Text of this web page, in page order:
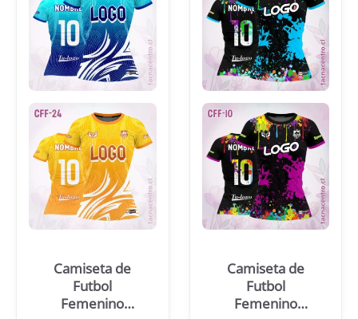
Camiseta de
Futbol
Femenino
Camiseta de
Futbol
Femenino